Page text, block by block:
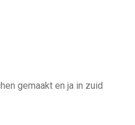
gemaakt en ja in zuid